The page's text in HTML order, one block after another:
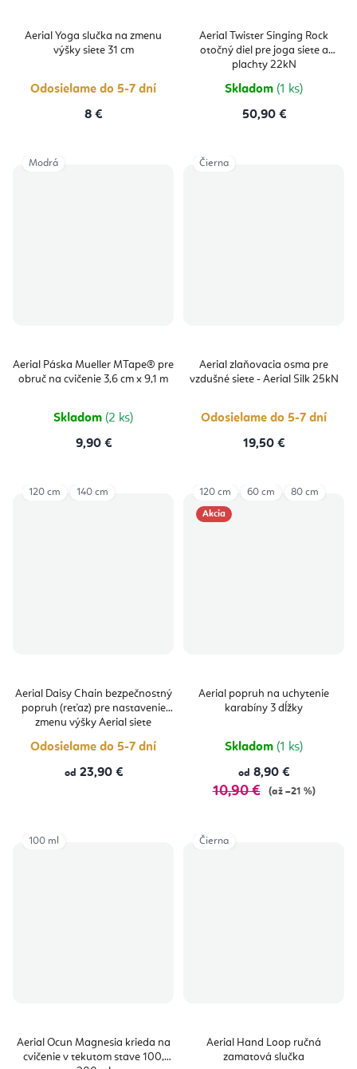
Aerial Yoga slučka na zmenu
výšky siete 31 cm
Odosielame do 5-7 dní
8 €
Aerial Twister Singing Rock
otočný diel pre joga siete a
plachty 22kN
Skladom (1 ks)
50,90 €
Aerial Páska Mueller MTape® pre
obruč na cvičenie 3,6 cm x 9,1 m
Skladom (2 ks)
9,90 €
Modrá
Aerial zlaňovacia osma pre
vzdušné siete - Aerial Silk 25kN
Odosielame do 5-7 dní
19,50 €
Čierna
Aerial Daisy Chain bezpečnostný
popruh (reťaz) pre nastavenie
zmenu výšky Aerial siete
Odosielame do 5-7 dní
od 23,90 €
120 cm 140 cm
Akcia
Aerial popruh na uchytenie
karabíny 3 dĺžky
Skladom (1 ks)
od 8,90 €
10,90 € (až –21 %)
120 cm 60 cm 80 cm
Aerial Ocun Magnesia krieda na
cvičenie v tekutom stave 100,
100 ml
Aerial Hand Loop ručná
zamatová slučka
Čierna